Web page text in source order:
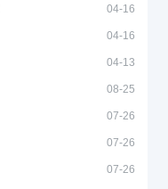
04-16
04-16
04-13
08-25
07-26
07-26
07-26